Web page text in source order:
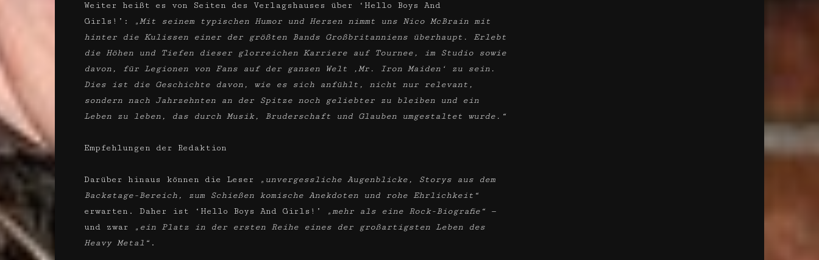
Weiter heißt es von Seiten des Verlagshauses über ‘Hello Boys And
Girls!’:
„Mit seinem typischen Humor und Herzen nimmt uns Nico McBrain mit
hinter die Kulissen einer der größten Bands Großbritanniens überhaupt. Erlebt
die Höhen und Tiefen dieser glorreichen Karriere auf Tournee, im Studio sowie
davon, für Legionen von Fans auf der ganzen Welt ‚Mr. Iron Maiden‘ zu sein.
Dies ist die Geschichte davon, wie es sich anfühlt, nicht nur relevant,
sondern nach Jahrzehnten an der Spitze noch geliebter zu bleiben und ein
Leben zu leben, das durch Musik, Bruderschaft und Glauben umgestaltet wurde.“
Empfehlungen der Redaktion
Darüber hinaus können die Leser
„unvergessliche Augenblicke, Storys aus dem
Backstage-Bereich, zum Schießen komische Anekdoten und rohe Ehrlichkeit“
erwarten. Daher ist ‘Hello Boys And Girls!’
„mehr als eine Rock-Biografie“ —
und zwar
„ein Platz in der ersten Reihe eines der großartigsten Leben des
Heavy Metal“ .